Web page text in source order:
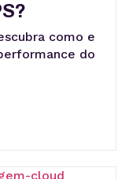
como e
do